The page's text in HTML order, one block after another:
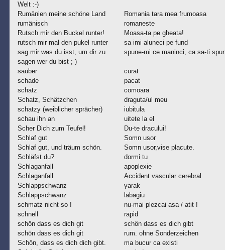
Welt :-)
Rumänien meine schöne Land
Romania tara mea frumoasa
rumänisch
romaneste
Rutsch mir den Buckel runter!
Moasa-ta pe gheata!
rutsch mir mal den pukel runter
sa imi aluneci pe fund
sag mir was du isst, um dir zu
sagen wer du bist ;-)
spune-mi ce maninci, ca sa-ti
sauber
curat
schade
pacat
schatz
comoara
Schatz, Schätzchen
draguta/ul meu
schatzy (weiblicher sprächer)
iubitula
schau ihn an
uitete la el
Scher Dich zum Teufel!
Du-te dracului!
Schlaf gut
Somn usor
Schlaf gut, und träum schön.
Somn usor,vise placute.
Schläfst du?
dormi tu
Schlaganfall
apoplexie
Schlaganfall
Accident vascular cerebral
Schlappschwanz
yarak
Schlappschwanz
labagiu
schmatz nicht so !
nu-mai plezcai asa / atit !
schnell
rapid
schön dass es dich git
schön dass es dich gibt
schön dass es dich git
rum. ohne Sonderzeichen
Schön, dass es dich dich gibt.
ma bucur ca existi